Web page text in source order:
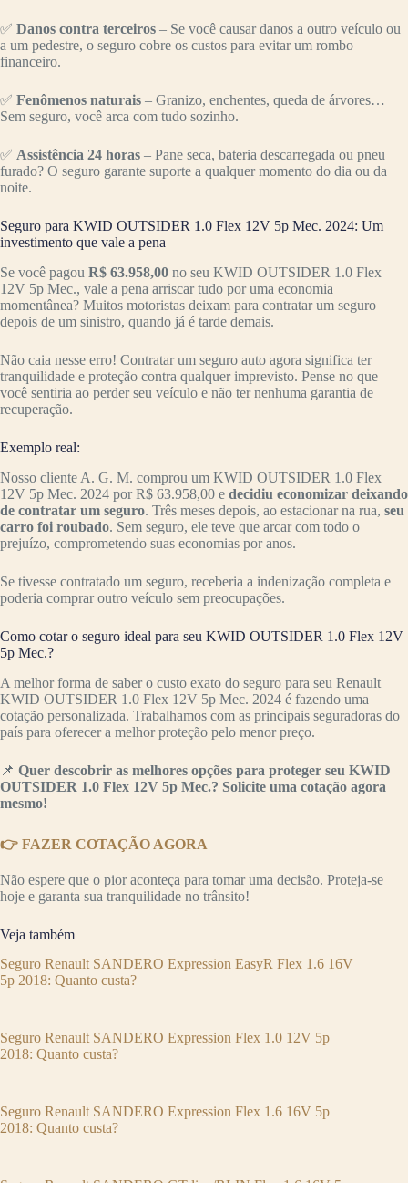
✅ Danos contra terceiros – Se você causar danos a outro veículo ou
a um pedestre, o seguro cobre os custos para evitar um rombo
financeiro.
✅ Fenômenos naturais – Granizo, enchentes, queda de árvores…
Sem seguro, você arca com tudo sozinho.
✅ Assistência 24 horas – Pane seca, bateria descarregada ou pneu
furado? O seguro garante suporte a qualquer momento do dia ou da
noite.
Seguro para KWID OUTSIDER 1.0 Flex 12V 5p Mec. 2024: Um
investimento que vale a pena
Se você pagou R$ 63.958,00 no seu KWID OUTSIDER 1.0 Flex
12V 5p Mec., vale a pena arriscar tudo por uma economia
momentânea? Muitos motoristas deixam para contratar um seguro
depois de um sinistro, quando já é tarde demais.
Não caia nesse erro! Contratar um seguro auto agora significa ter
tranquilidade e proteção contra qualquer imprevisto. Pense no que
você sentiria ao perder seu veículo e não ter nenhuma garantia de
recuperação.
Exemplo real:
Nosso cliente A. G. M. comprou um KWID OUTSIDER 1.0 Flex
12V 5p Mec. 2024 por R$ 63.958,00 e decidiu economizar deixando
de contratar um seguro. Três meses depois, ao estacionar na rua, seu
carro foi roubado. Sem seguro, ele teve que arcar com todo o
prejuízo, comprometendo suas economias por anos.
Se tivesse contratado um seguro, receberia a indenização completa e
poderia comprar outro veículo sem preocupações.
Como cotar o seguro ideal para seu KWID OUTSIDER 1.0 Flex 12V
5p Mec.?
A melhor forma de saber o custo exato do seguro para seu Renault
KWID OUTSIDER 1.0 Flex 12V 5p Mec. 2024 é fazendo uma
cotação personalizada. Trabalhamos com as principais seguradoras do
país para oferecer a melhor proteção pelo menor preço.
📌 Quer descobrir as melhores opções para proteger seu KWID
OUTSIDER 1.0 Flex 12V 5p Mec.? Solicite uma cotação agora
mesmo!
👉 FAZER COTAÇÃO AGORA
Não espere que o pior aconteça para tomar uma decisão. Proteja-se
hoje e garanta sua tranquilidade no trânsito!
Veja também
Seguro Renault SANDERO Expression EasyR Flex 1.6 16V
5p 2018: Quanto custa?
Seguro Renault SANDERO Expression Flex 1.0 12V 5p
2018: Quanto custa?
Seguro Renault SANDERO Expression Flex 1.6 16V 5p
2018: Quanto custa?